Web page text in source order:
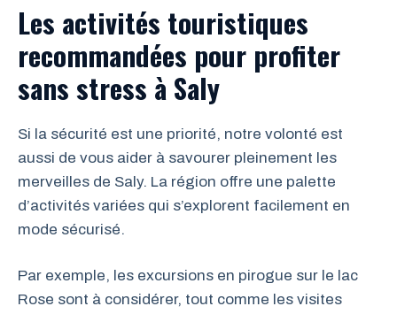
Les activités touristiques
recommandées pour profiter
sans stress à Saly
Si la sécurité est une priorité, notre volonté est
aussi de vous aider à savourer pleinement les
merveilles de Saly. La région offre une palette
d’activités variées qui s’explorent facilement en
mode sécurisé.
Par exemple, les excursions en pirogue sur le lac
Rose sont à considérer, tout comme les visites